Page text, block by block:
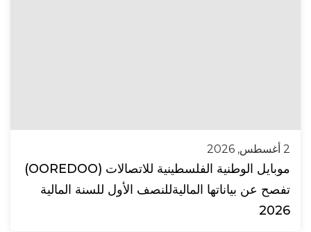
2 أغسطس, 2026
موبايل الوطنية الفلسطينية للاتصالات (OOREDOO)
تفصح عن بياناتها الماليةللنصف الأول للسنة المالية
2026